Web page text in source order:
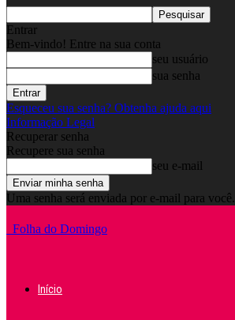
Entrar
Bem-vindo! Entre na sua conta
seu usuário
sua senha
Esqueceu sua senha? Obtenha ajuda aqui
Informação Legal
Recuperar senha
Recupere sua senha
seu e-mail
Uma senha será enviada por e-mail para você.
Folha do Domingo
Início